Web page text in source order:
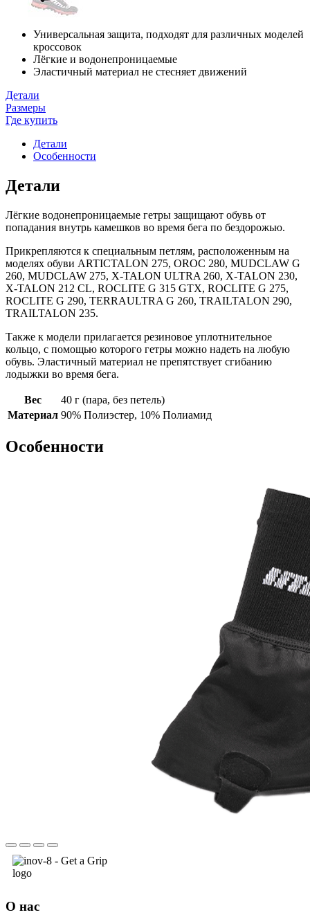
Универсальная защита, подходят для различных моделей
кроссовок
Лёгкие и водонепроницаемые
Эластичный материал не стесняет движений
Детали
Размеры
Где купить
Детали
Особенности
Детали
Лёгкие водонепроницаемые гетры защищают обувь от
попадания внутрь камешков во время бега по бездорожью.
Прикрепляются к специальным петлям, расположенным на
моделях обуви ARTICTALON 275, OROC 280, MUDCLAW G
260, MUDCLAW 275, X-TALON ULTRA 260, X-TALON 230,
X-TALON 212 CL, ROCLITE G 315 GTX, ROCLITE G 275,
ROCLITE G 290, TERRAULTRA G 260, TRAILTALON 290,
TRAILTALON 235.
Также к модели прилагается резиновое уплотнительное
кольцо, с помощью которого гетры можно надеть на любую
обувь. Эластичный материал не препятствует сгибанию
лодыжки во время бега.
Вес
40 г (пара, без петель)
Материал 90% Полиэстер, 10% Полиамид
Особенности
О нас